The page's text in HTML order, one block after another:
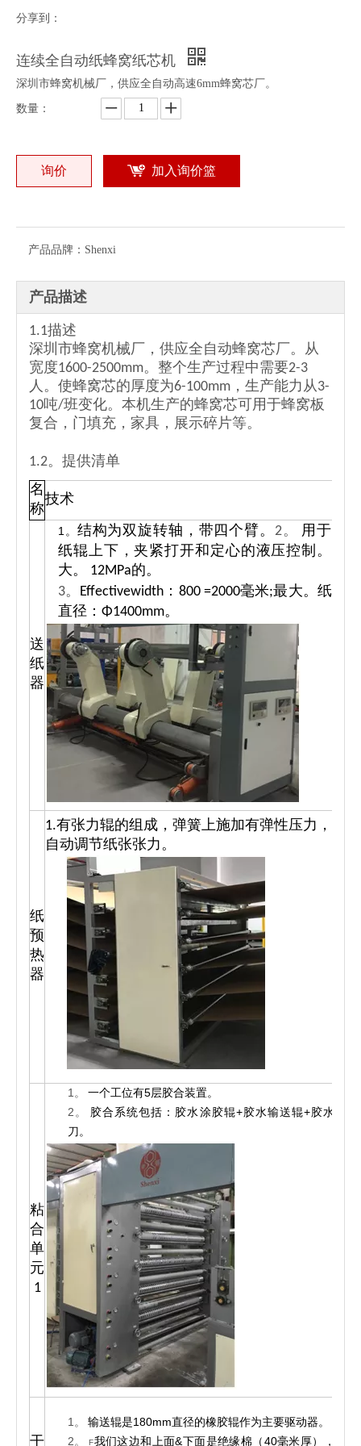
分享到：
连续全自动纸蜂窝纸芯机
深圳市蜂窝机械厂，供应全自动高速6mm蜂窝芯厂。
数量：
询价 加入询价篮
产品品牌： Shenxi
产品描述
1.1描述
深圳市蜂窝机械厂，供应全自动蜂窝芯厂。从
宽度1600-2500mm。整个生产过程中需要2-3
人。使蜂窝芯的厚度为6-100mm，生产能力从3-
10吨/班变化。本机生产的蜂窝芯可用于蜂窝板
复合，门填充，家具，展示碎片等。
1.2。提供清单
名
称
技术
送
纸
器
1。 结构为双旋转轴，带四个臂。 2。
用于造
纸辊上下，夹紧打开和定心的液压控制。最
大。 12MPa的。
3。 Effectivewidth：800 =2000毫米;最大。纸卷
直径：Φ1400mm。
纸
预
热
器
1.有张力辊的组成，弹簧上施加有弹性压力，可
自动调节纸张张力。
粘
合
单
元
1
1。
一个工位有5层胶合装置。
2。
胶合系统包括：胶水涂胶辊+胶水输送辊+胶水刮
刀。
干
1。
输送辊是180mm直径的橡胶辊作为主要驱动器。
2。
F我们这边和上面&下面是绝缘棉（40毫米厚），烤